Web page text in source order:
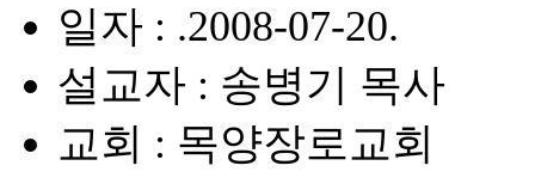
일자 : .2008-07-20.
설교자 : 송병기 목사
교회 : 목양장로교회